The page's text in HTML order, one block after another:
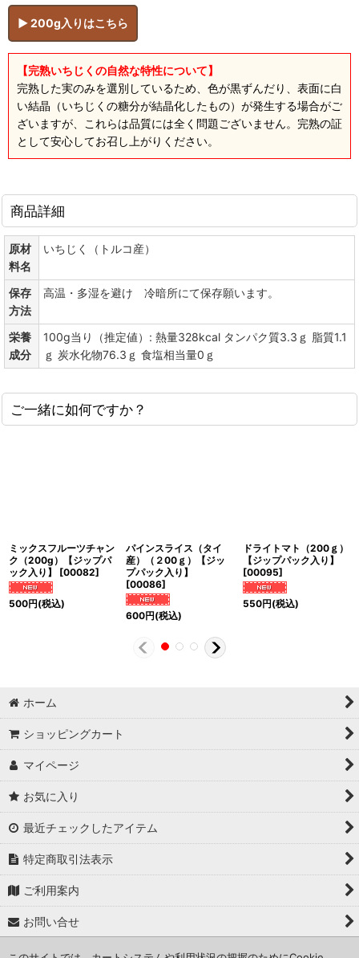
▶ 200g入りはこちら
【完熟いちじくの自然な特性について】
完熟した実のみを選別しているため、色が黒ずんだり、表面に白
い結晶（いちじくの糖分が結晶化したもの）が発生する場合がご
ざいますが、これらは品質には全く問題ございません。完熟の証
として安心してお召し上がりください。
商品詳細
原材
料名
いちじく（トルコ産）
保存
方法
高温・多湿を避け 冷暗所にて保存願います。
栄養
成分
100g当り（推定値）: 熱量328kcal タンパク質3.3ｇ 脂質1.1
ｇ 炭水化物76.3ｇ 食塩相当量0ｇ
ご一緒に如何ですか？
ミックスフルーツチャン
ク（200g）【ジップパ
ック入り】
[00082]
500円(税込)
パインスライス（タイ
産）（２00ｇ）【ジッ
プパック入り】
[00086]
600円(税込)
ドライトマト（200ｇ）
【ジップパック入り】
[00095]
550円(税込)
ホーム
ショッピングカート
マイページ
お気に入り
最近チェックしたアイテム
特定商取引法表示
ご利用案内
お問い合せ